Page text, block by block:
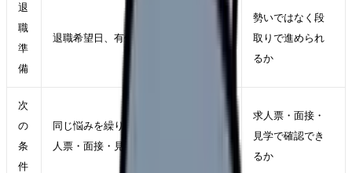
退
職
準
備
退職希望日、有休、引き継ぎ、生活費
勢いではなく段
取りで進められ
るか
次
の
条
件
同じ悩みを繰り返さない勤務条件を求
人票・面接・見学で確認する
求人票・面接・
見学で確認でき
るか